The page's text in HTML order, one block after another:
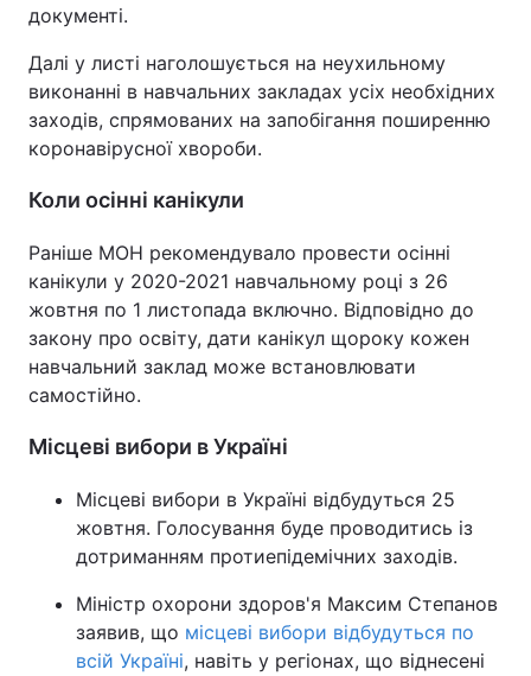
документі.
Далі у листі наголошується на неухильному
виконанні в навчальних закладах усіх необхідних
заходів, спрямованих на запобігання поширенню
коронавірусної хвороби.
Коли осінні канікули
Раніше МОН рекомендувало провести осінні
канікули у 2020-2021 навчальному році з 26
жовтня по 1 листопада включно. Відповідно до
закону про освіту, дати канікул щороку кожен
навчальний заклад може встановлювати
самостійно.
Місцеві вибори в Україні
Місцеві вибори в Україні відбудуться 25
жовтня. Голосування буде проводитись із
дотриманням протиепідемічних заходів.
Міністр охорони здоров'я Максим Степанов
заявив, що місцеві вибори відбудуться по
всій Україні, навіть у регіонах, що віднесені